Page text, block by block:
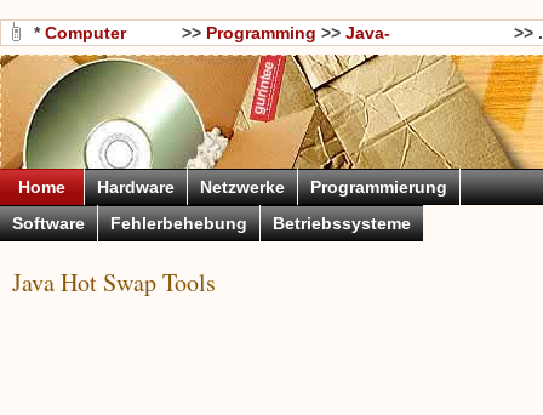
*Computer
Wissen
>> Programming >> Java-
Programmierung
>> .
Home Hardware Netzwerke
Programmierung
Software
Fehlerbehebung Betriebssysteme
Java Hot Swap Tools